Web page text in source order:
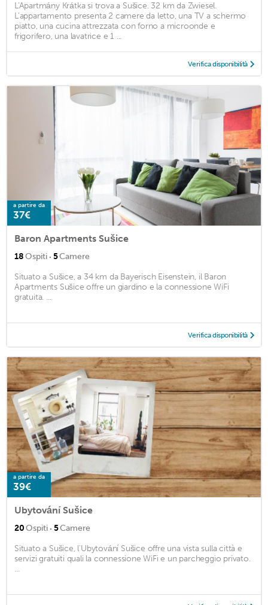
L'Apartmány Krátka si trova a Sušice. 32 km da Zwiesel.
L'appartamento presenta 2 camere da letto, una TV a schermo
piatto, una cucina attrezzata con forno a microonde e
frigorifero, una lavatrice e 1 ...
Verifica disponibilità
a partire da
37€
Baron Apartments Sušice
18Ospiti · 5Camere
Situato a Sušice, a 34 km da Bayerisch Eisenstein, il Baron
Apartments Sušice offre un giardino e la connessione WiFi
gratuita. ...
Verifica disponibilità
a partire da
39€
Ubytování Sušice
20Ospiti · 5Camere
Situato a Sušice, l'Ubytování Sušice offre una vista sulla città e
servizi gratuiti quali la connessione WiFi e un parcheggio privato.
...